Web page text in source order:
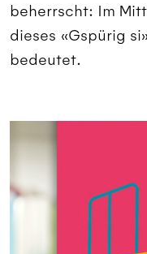
beherrscht: Im
dieses «Gspürig
bedeutet.